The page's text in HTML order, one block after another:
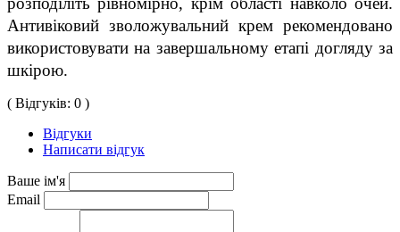
Антивіковий зволожувальний крем рекомендовано
використовувати на завершальному етапі догляду за
шкірою.
( Відгуків: 0 )
Відгуки
Написати відгук
Ваше ім'я
Email